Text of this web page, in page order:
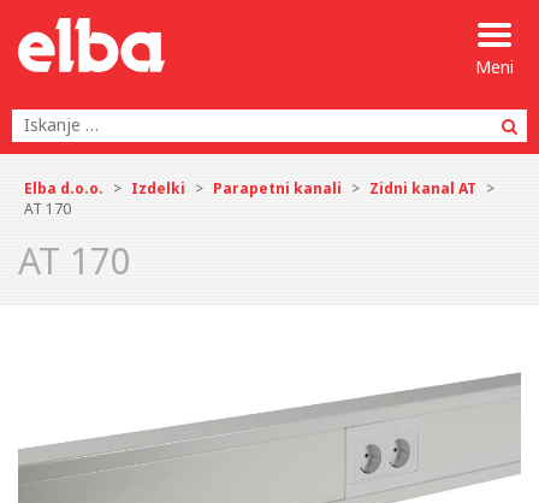
Meni
Elba d.o.o. > Izdelki > Parapetni kanali > Zidni kanal AT >
AT 170
AT 170